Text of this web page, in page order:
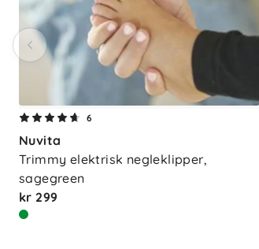
6
Nuvita
Trimmy elektrisk negleklipper,
sagegreen
kr 299